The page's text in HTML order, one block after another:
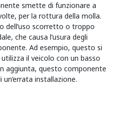
smette di funzionare a
per la rottura della molla.
dell’uso scorretto o troppo
che causa l’usura degli
Ad esempio, questo si
il veicolo con un basso
aggiunta, questo componente
installazione.